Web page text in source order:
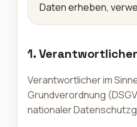
Daten erheben,
1. Verantwortlicher
Verantwortlicher im
Grundverordnung
nationaler